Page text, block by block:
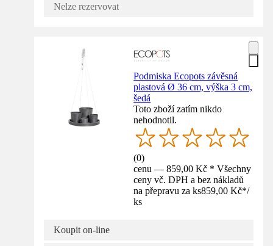
Nelze rezervovat
Podmiska Ecopots závěsná
plastová Ø 36 cm, výška 3 cm,
šedá
Toto zboží zatím nikdo
nehodnotil.
(0)
cenu — 859,00 Kč * Všechny
ceny vč. DPH a bez nákladů
na přepravu za ks859,00 Kč*/
ks
Koupit on-line